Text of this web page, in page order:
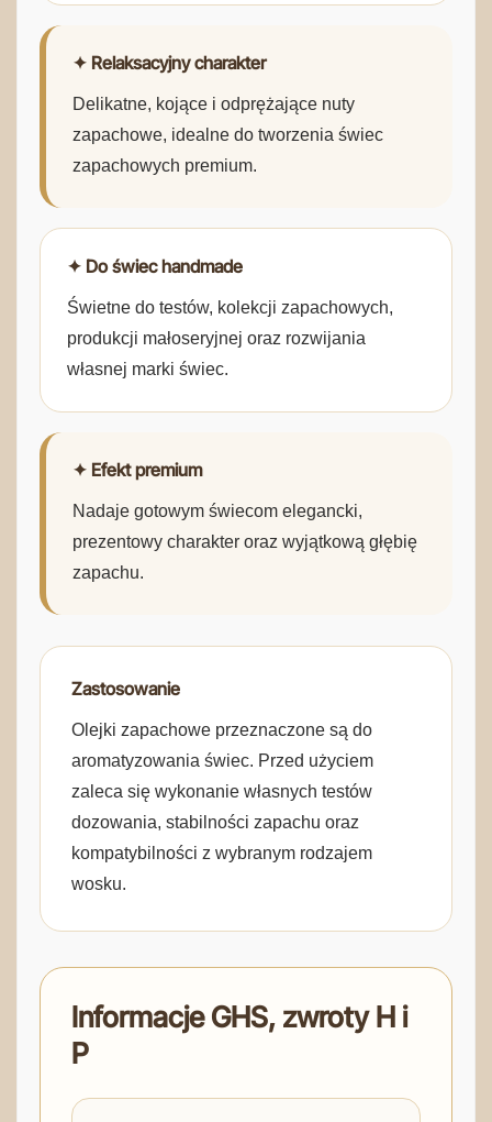
✦ Relaksacyjny charakter
Delikatne, kojące i odprężające nuty
zapachowe, idealne do tworzenia świec
zapachowych premium.
✦ Do świec handmade
Świetne do testów, kolekcji zapachowych,
produkcji małoseryjnej oraz rozwijania
własnej marki świec.
✦ Efekt premium
Nadaje gotowym świecom elegancki,
prezentowy charakter oraz wyjątkową głębię
zapachu.
Zastosowanie
Olejki zapachowe przeznaczone są do
aromatyzowania świec. Przed użyciem
zaleca się wykonanie własnych testów
dozowania, stabilności zapachu oraz
kompatybilności z wybranym rodzajem
wosku.
Informacje GHS, zwroty H i
P